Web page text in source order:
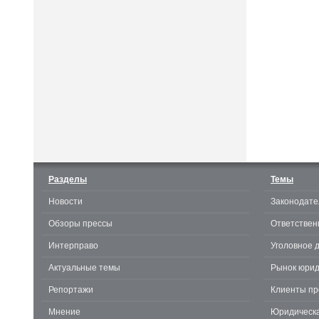
Разделы
Новости
Обзоры прессы
Интерправо
Актуальные темы
Репортажи
Мнение
Темы
Уголовное
Рынок
Клиенты